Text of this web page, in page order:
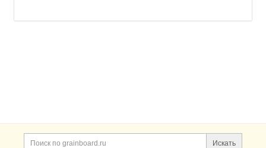
Дополнительная информация
Поиск по сайту и
Искать